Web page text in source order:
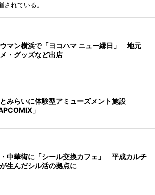
れている。
マン横浜で「ヨコハマ ニュー縁日」 地元
・グッズなど出店
みらいに体験型アミューズメント施設
」
中華街に「シール交換カフェ」 平成カルチ
生んだシル活の拠点に